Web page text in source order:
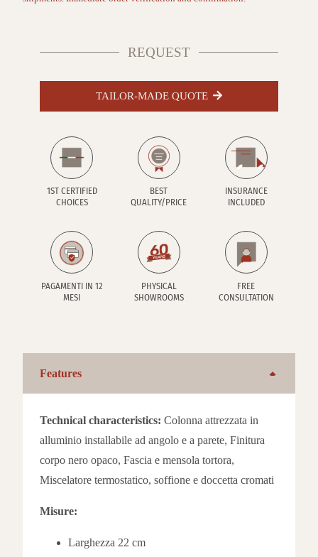
REQUEST
TAILOR-MADE QUOTE
1ST CERTIFIED
CHOICES
BEST
QUALITY/PRICE
INSURANCE
INCLUDED
PAGAMENTI IN 12
MESI
PHYSICAL
SHOWROOMS
FREE
CONSULTATION
Features
Technical characteristics: Colonna attrezzata in
alluminio installabile ad angolo e a parete, Finitura
corpo nero opaco, Fascia e mensola tortora,
Miscelatore termostatico, soffione e doccetta cromati
Misure:
Larghezza 22 cm